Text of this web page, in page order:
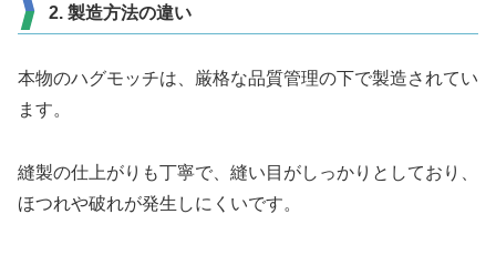
2. 製造方法の違い
本物のハグモッチは、厳格な品質管理の下で製造されてい
ます。
縫製の仕上がりも丁寧で、縫い目がしっかりとしており、
ほつれや破れが発生しにくいです。